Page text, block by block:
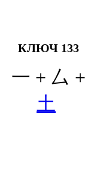
КЛЮЧ 133
一 + 厶 +
土